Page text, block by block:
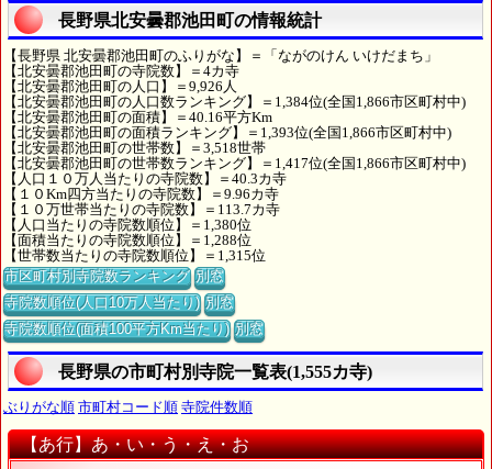
長野県北安曇郡池田町の情報統計
【長野県 北安曇郡池田町のふりがな】＝「ながのけん いけだまち」
【北安曇郡池田町の寺院数】＝4カ寺
【北安曇郡池田町の人口】＝9,926人
【北安曇郡池田町の人口数ランキング】＝1,384位(全国1,866市区町村中)
【北安曇郡池田町の面積】＝40.16平方Km
【北安曇郡池田町の面積ランキング】＝1,393位(全国1,866市区町村中)
【北安曇郡池田町の世帯数】＝3,518世帯
【北安曇郡池田町の世帯数ランキング】＝1,417位(全国1,866市区町村中)
【人口１０万人当たりの寺院数】＝40.3カ寺
【１０Km四方当たりの寺院数】＝9.96カ寺
【１０万世帯当たりの寺院数】＝113.7カ寺
【人口当たりの寺院数順位】＝1,380位
【面積当たりの寺院数順位】＝1,288位
【世帯数当たりの寺院数順位】＝1,315位
市区町村別寺院数ランキング 別窓
寺院数順位(人口10万人当たり) 別窓
寺院数順位(面積100平方Km当たり) 別窓
長野県の市町村別寺院一覧表(1,555カ寺)
ぶりがな順 市町村コード順 寺院件数順
【あ行】あ・い・う・え・お